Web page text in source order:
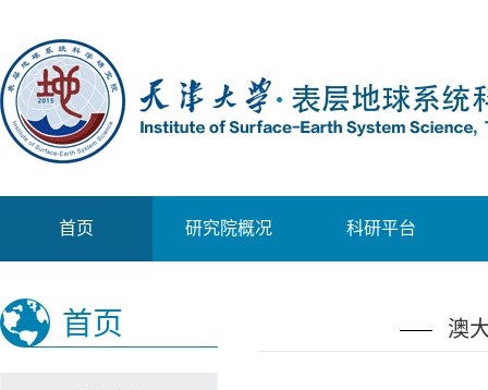
首页 研究院概况 科研平台
首页 澳